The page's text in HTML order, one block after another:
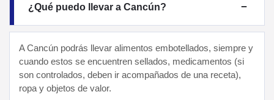
¿Qué puedo llevar a Cancún?
A Cancún podrás llevar alimentos embotellados, siempre y
cuando estos se encuentren sellados, medicamentos (si
son controlados, deben ir acompañados de una receta),
ropa y objetos de valor.